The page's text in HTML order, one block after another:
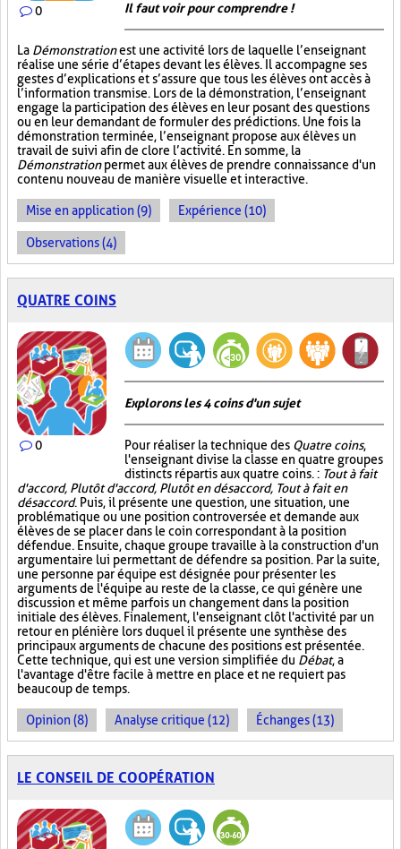
0 Il faut voir pour comprendre !
La Démonstrationest une activité lors de laquelle l’enseignant
réalise une série d’étapes devant les élèves. Il accompagne ses
gestes d’explications et s’assure que tous les élèves ont accès à
l’information transmise. Lors de la démonstration, l’enseignant
engage la participation des élèves en leur posant des questions
ou en leur demandant de formuler des prédictions. Une fois la
démonstration terminée, l’enseignant propose aux élèves un
travail de suivi afin de clore l’activité. En somme, la
Démonstrationpermet aux élèves de prendre connaissance d'un
contenu nouveau de manière visuelle et interactive.
Mise en application (9) Expérience (10)
Observations (4)
QUATRE COINS
0
Explorons les 4 coins d'un sujet
Pour réaliser la technique des Quatre coins,
l'enseignant divise la classe en quatre groupes
distincts répartis aux quatre coins. : Tout à fait
d'accord, Plutôt d'accord, Plutôt en désaccord, Tout à fait en
désaccord. Puis, il présente une question, une situation, une
problématique ou une position controversée et demande aux
élèves de se placer dans le coin correspondant à la position
défendue. Ensuite, chaque groupe travaille à la construction d'un
argumentaire lui permettant de défendre sa position. Par la suite,
une personne par équipe est désignée pour présenter les
arguments de l'équipe au reste de la classe, ce qui génère une
discussion et même parfois un changement dans la position
initiale des élèves. Finalement, l'enseignant clôt l'activité par un
retour en plénière lors duquel il présente une synthèse des
principaux arguments de chacune des positions est présentée.
Cette technique, qui est une version simplifiée du Débat, a
l'avantage d'être facile à mettre en place et ne requiert pas
beaucoup de temps.
Opinion (8) Analyse critique (12) Échanges (13)
LE CONSEIL DE COOPÉRATION